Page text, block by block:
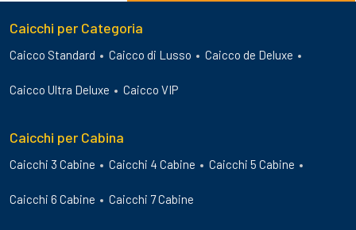
Caicchi per Categoria
Caicco Standard Caicco di Lusso Caicco de Deluxe
Caicco Ultra Deluxe Caicco VIP
Caicchi per Cabina
Caicchi 3 Cabine Caicchi 4 Cabine Caicchi 5 Cabine
Caicchi 6 Cabine Caicchi 7 Cabine